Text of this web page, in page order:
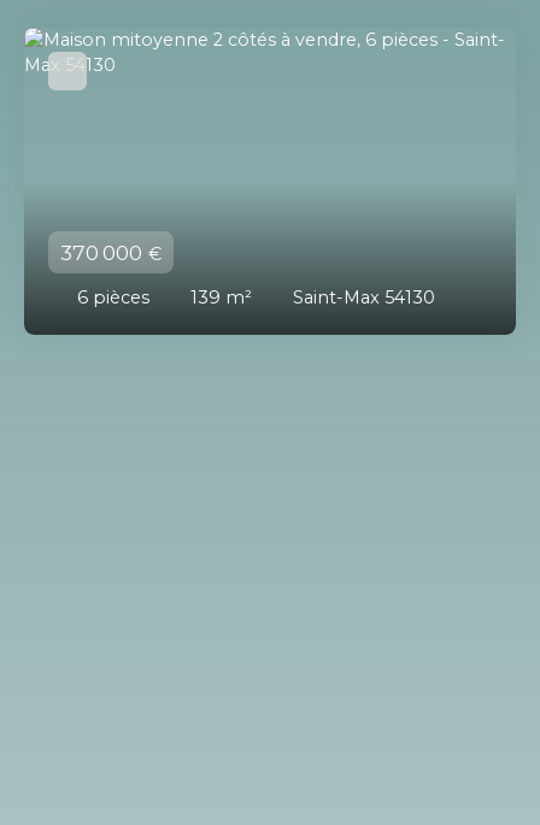
370 000 €
6 pièces 139 m² Saint-Max 54130